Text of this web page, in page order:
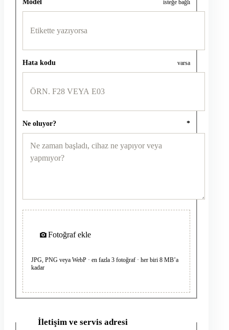
isteğe bağlı
Hata kodu varsa
Ne oluyor? *
Fotoğraf ekle
JPG, PNG veya WebP · en fazla 3 fotoğraf · her biri 8 MB’a
kadar
İletişim ve servis adresi